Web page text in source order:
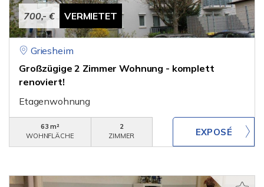
700,- € VERMIETET
Griesheim
Großzügige 2 Zimmer Wohnung - komplett
renoviert!
Etagenwohnung
63 m²
WOHNFLÄCHE
2
ZIMMER